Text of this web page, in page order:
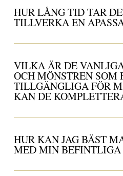
HUR LÅNG TID TAR
TILLVERKA EN
VILKA ÄR DE
OCH MÖNSTREN SOM
TILLGÄNGLIGA FÖR
KAN DE
HUR KAN JAG BÄST
MED MIN BEFINTLIGA